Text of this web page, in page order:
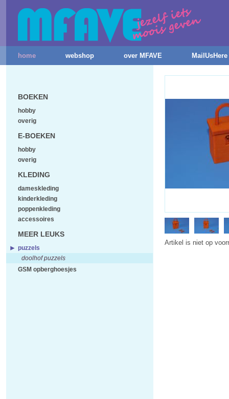
home webshop over MFAVE MailUsHere
Artikel is niet op
BOEKEN
hobby
overig
E-BOEKEN
hobby
overig
KLEDING
dameskleding
kinderkleding
poppenkleding
accessoires
MEER LEUKS
puzzels
doolhof puzzels
GSM opberghoesjes